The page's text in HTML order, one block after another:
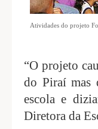
Atividades do projeto
“O projeto
do Piraí mas
escola e
Diretora da